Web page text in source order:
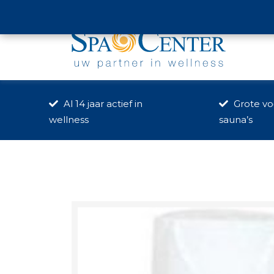
Al 14 jaar actief in
wellness
Grote
sauna’s